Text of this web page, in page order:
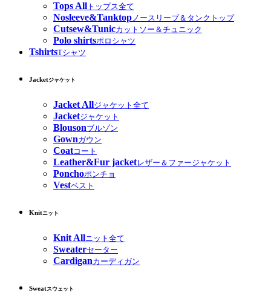
Tops All トップス全て
Nosleeve&Tanktopノースリーブ＆タンクトップ
Cutsew&Tunicカットソー＆チュニック
Polo shirtsポロシャツ
TshirtsTシャツ
Jacketジャケット
Jacket Allジャケット全て
Jacketジャケット
Blousonブルゾン
Gownガウン
Coatコート
Leather&Fur jacketレザー＆ファージャケット
Ponchoポンチョ
Vestベスト
Knitニット
Knit Allニット全て
Sweaterセーター
Cardiganカーディガン
Sweatスウェット